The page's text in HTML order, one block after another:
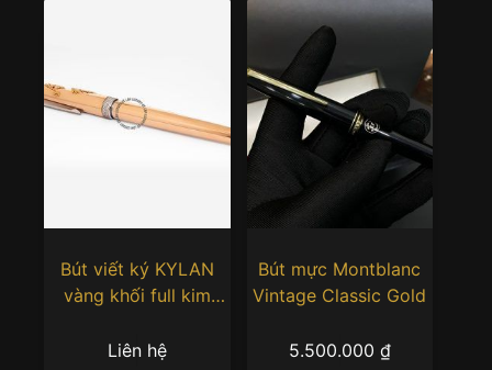
Bút viết ký KYLAN
vàng khối full kim
Liên hệ
Bút mực Montblanc
Vintage Classic Gold
5.500.000 ₫